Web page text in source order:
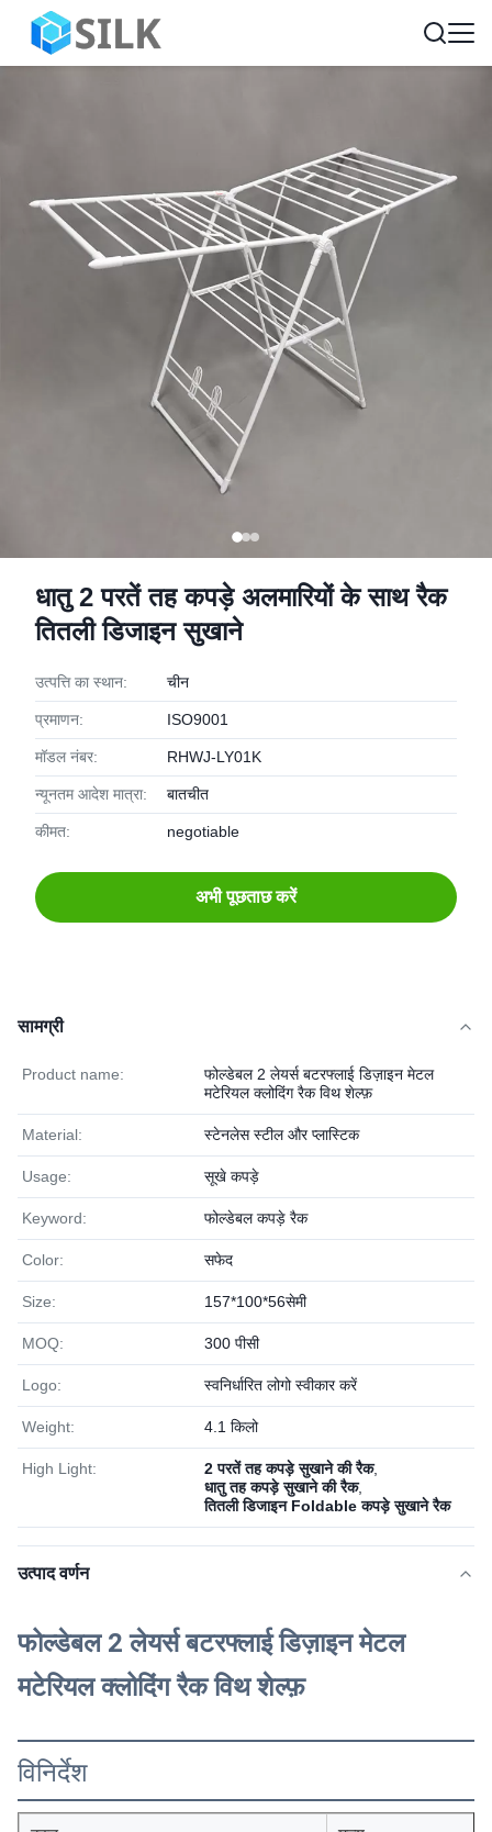
धातु 2 परतें तह कपड़े अलमारियों के साथ रैक
तितली डिजाइन सुखाने
उत्पत्ति का स्थान: चीन
प्रमाणन: ISO9001
मॉडल नंबर: RHWJ-LY01K
न्यूनतम आदेश मात्रा: बातचीत
कीमत: negotiable
अभी पूछताछ करें
सामग्री
Product name:
फोल्डेबल 2 लेयर्स बटरफ्लाई डिज़ाइन मेटल
मटेरियल क्लोदिंग रैक विथ शेल्फ़
Material: स्टेनलेस स्टील और प्लास्टिक
Usage: सूखे कपड़े
Keyword: फोल्डेबल कपड़े रैक
Color: सफेद
Size: 157*100*56सेमी
MOQ: 300 पीसी
Logo: स्वनिर्धारित लोगो स्वीकार करें
Weight: 4.1 किलो
High Light: 2 परतें तह कपड़े सुखाने की रैक,
धातु तह कपड़े सुखाने की रैक,
तितली डिजाइन Foldable कपड़े सुखाने रैक
उत्पाद वर्णन
फोल्डेबल 2 लेयर्स बटरफ्लाई डिज़ाइन मेटल
मटेरियल क्लोदिंग रैक विथ शेल्फ़
विनिर्देश